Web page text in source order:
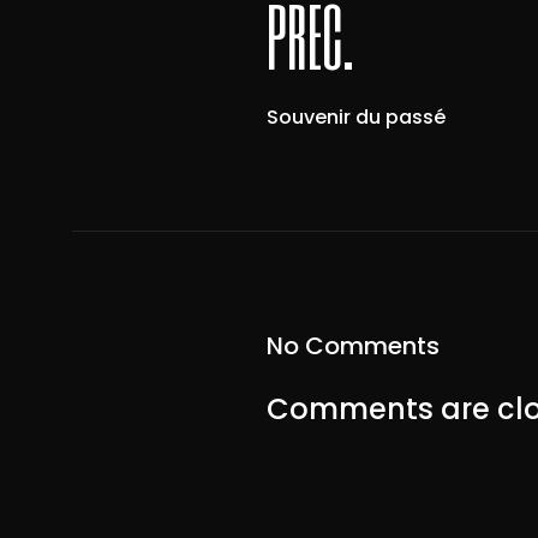
préc.
Souvenir du passé
No Comments
Comments are